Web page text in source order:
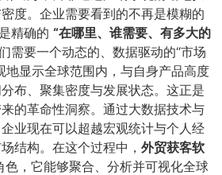
度。企业需要看到的不再是模糊的
精确的 ​“在哪里、谁需要、有多大的
需要一个动态的、数据驱动的“市场
地显示全球范围内，与自身产品高度
布、聚集密度与发展状态。这正是
的革命性洞察。通过大数据技术与
业现在可以超越宏观统计与个人经
结构。在这个过程中，​ 外贸获客软
，它能够聚合、分析并可视化全球